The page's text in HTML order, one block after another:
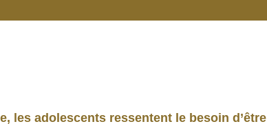
les adolescents ressentent le besoin d’être